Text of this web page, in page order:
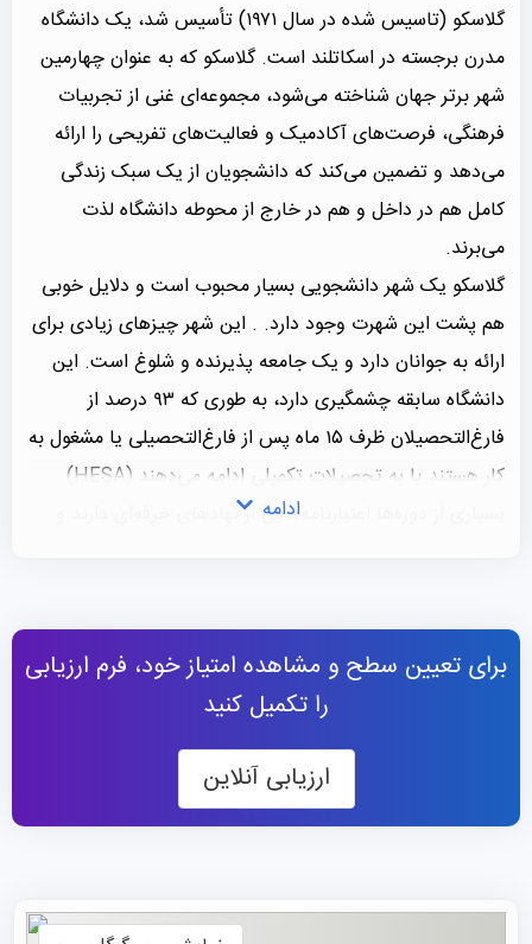
گلاسکو (تاسیس شده در سال ۱۹۷۱) تأسیس شد، یک دانشگاه
مدرن برجسته در اسکاتلند است. گلاسکو که به عنوان چهارمین
شهر برتر جهان شناخته می‌شود، مجموعه‌ای غنی از تجربیات
فرهنگی، فرصت‌های آکادمیک و فعالیت‌های تفریحی را ارائه
می‌دهد و تضمین می‌کند که دانشجویان از یک سبک زندگی
کامل هم در داخل و هم در خارج از محوطه دانشگاه لذت
می‌برند.
گلاسکو یک شهر دانشجویی بسیار محبوب است و دلایل خوبی
هم پشت این شهرت وجود دارد. . این شهر چیزهای زیادی برای
ارائه به جوانان دارد و یک جامعه پذیرنده و شلوغ است. این
دانشگاه سابقه چشمگیری دارد، به طوری که ۹۳ درصد از
فارغ‌التحصیلان ظرف ۱۵ ماه پس از فارغ‌التحصیلی یا مشغول به
کار هستند یا به تحصیلات تکمیلی ادامه می‌دهند (HESA).
بسیاری از دوره‌ها اعتبارنامه‌هایی از نهادهای حرفه‌ای دارند و
باکیفیت، نقش مهمی در تربیت متخصصان حوزه بهداشت و
درمان در اسکاتلند ایفا می‌کند. این دانشگاه یکی از اصلی‌ترین
مراکز تربیت فارغ‌التحصیلان مورد نیاز سازمان خدمات بهداشت
رنکینگ دانشگاه کالدونیان گلاسکو
رتبه ۴۶ قرار گرفته است. با این حال، رتبه جهانی این دانشگاه
ادامه
برای تعیین سطح و مشاهده امتیاز خود، فرم ارزیابی
را تکمیل کنید
ارزیابی آنلاین